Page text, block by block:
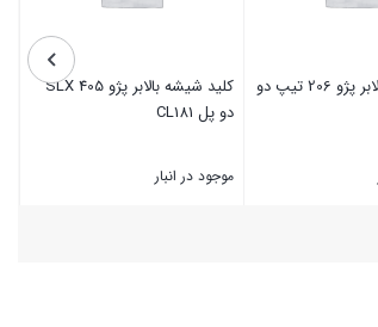
کلیدشیشه بالابر پژو 206 تیپ دو
کلید شیشه بالابر پژو 405 SLX
دو پل CL181
موجود در انبار